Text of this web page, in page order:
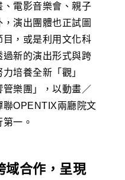
、電影音樂會、親子
演出團體也正試圖
，或是利用文化科
新的演出形式與跨
培養全新「觀」
樂團」，以動畫／
聯OPENTIX兩廳院文
一。
域合作，呈現